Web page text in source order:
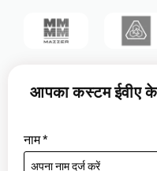
आपका कस्टम ईवीए
नाम*